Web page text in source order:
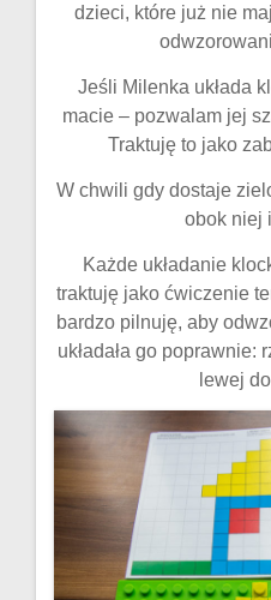
dzieci, które już nie
Jeśli Milenka układa
macie – pozwalam jej
Traktuję to jako
W chwili gdy dostaje
obok niej
Każde układanie
traktuję jako ćwiczenie
bardzo pilnuję, aby
układała go poprawnie:
lewej